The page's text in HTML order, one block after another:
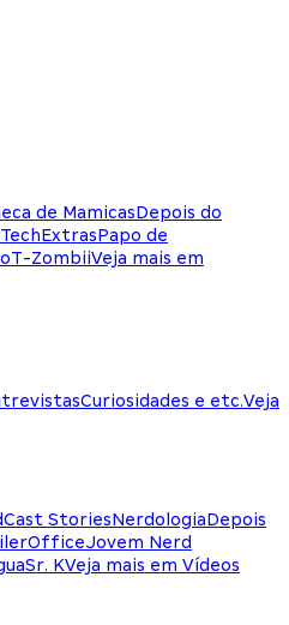
de MamicasDepois do
ExtrasPapo de
T-ZombiiVeja mais em
Curiosidades e etc.Veja
StoriesNerdologiaDepois
Jovem Nerd
Sr. KVeja mais em Vídeos